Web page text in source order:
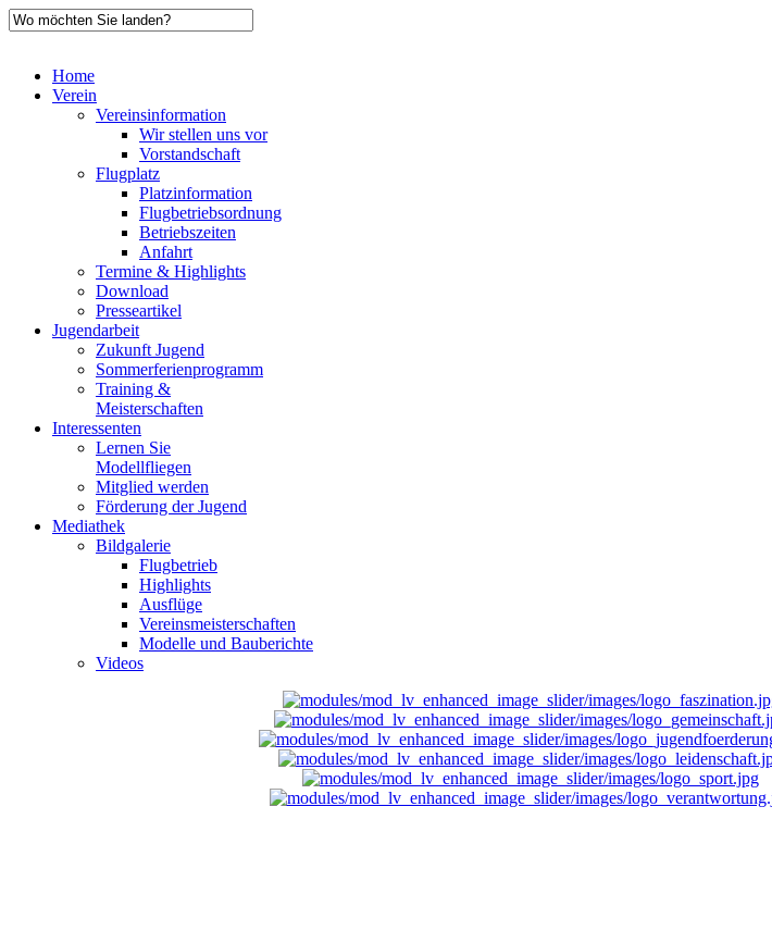
Home
Verein
Vereinsinformation
Wir stellen uns vor
Vorstandschaft
Flugplatz
Platzinformation
Flugbetriebsordnung
Betriebszeiten
Anfahrt
Termine & Highlights
Download
Presseartikel
Jugendarbeit
Zukunft Jugend
Sommerferienprogramm
Training &
Meisterschaften
Interessenten
Lernen Sie
Modellfliegen
Mitglied werden
Förderung der Jugend
Mediathek
Bildgalerie
Flugbetrieb
Highlights
Ausflüge
Vereinsmeisterschaften
Modelle und Bauberichte
Videos